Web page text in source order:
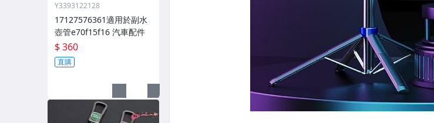
Y3393122128
17127576361適用於副水
壺管e70f15f16 汽車配件
$ 360
直購